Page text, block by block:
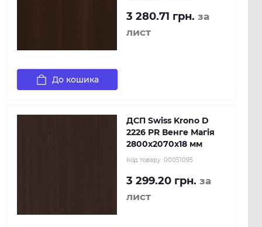
3 280.71 грн. за
лист
До кошика
ДСП Swiss Krono D
2226 PR Венге Магія
2800х2070х18 мм
Код товару: 00051095
3 299.20 грн. за
лист